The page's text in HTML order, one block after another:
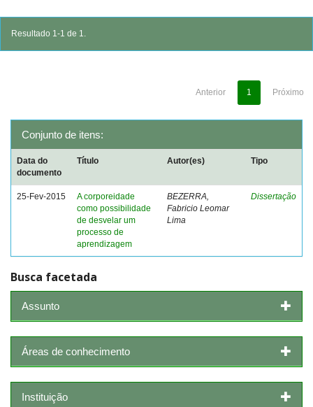
Resultado 1-1 de 1.
Anterior 1 Próximo
Conjunto de itens:
Data do
documento
Título Autor(es) Tipo
25-Fev-2015
A corporeidade
como possibilidade
de desvelar um
processo de
aprendizagem
BEZERRA,
Fabricio Leomar
Lima
Dissertação
Busca facetada
Assunto
Áreas de conhecimento
Instituição